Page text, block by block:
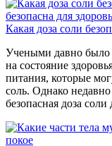
безопасна для
Какая доза соли
Учеными давно было
на состояние
питания, которые
соль. Однако
безопасная доза